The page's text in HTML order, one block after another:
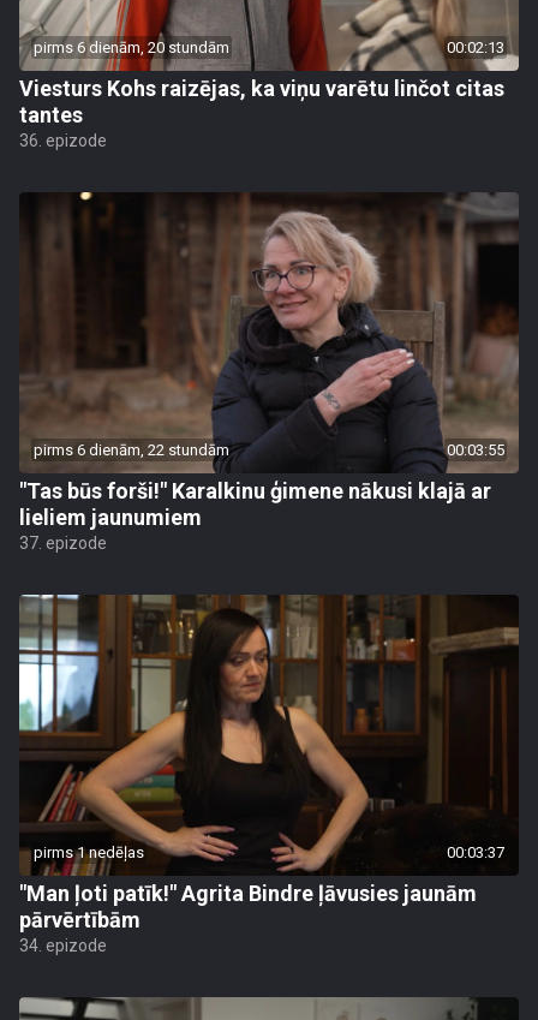
pirms 6 dienām, 20 stundām 00:02:13
Viesturs Kohs raizējas, ka viņu varētu linčot citas
tantes
36. epizode
pirms 6 dienām, 22 stundām 00:03:55
"Tas būs forši!" Karalkinu ģimene nākusi klajā ar
lieliem jaunumiem
37. epizode
pirms 1 nedēļas 00:03:37
"Man ļoti patīk!" Agrita Bindre ļāvusies jaunām
pārvērtībām
34. epizode